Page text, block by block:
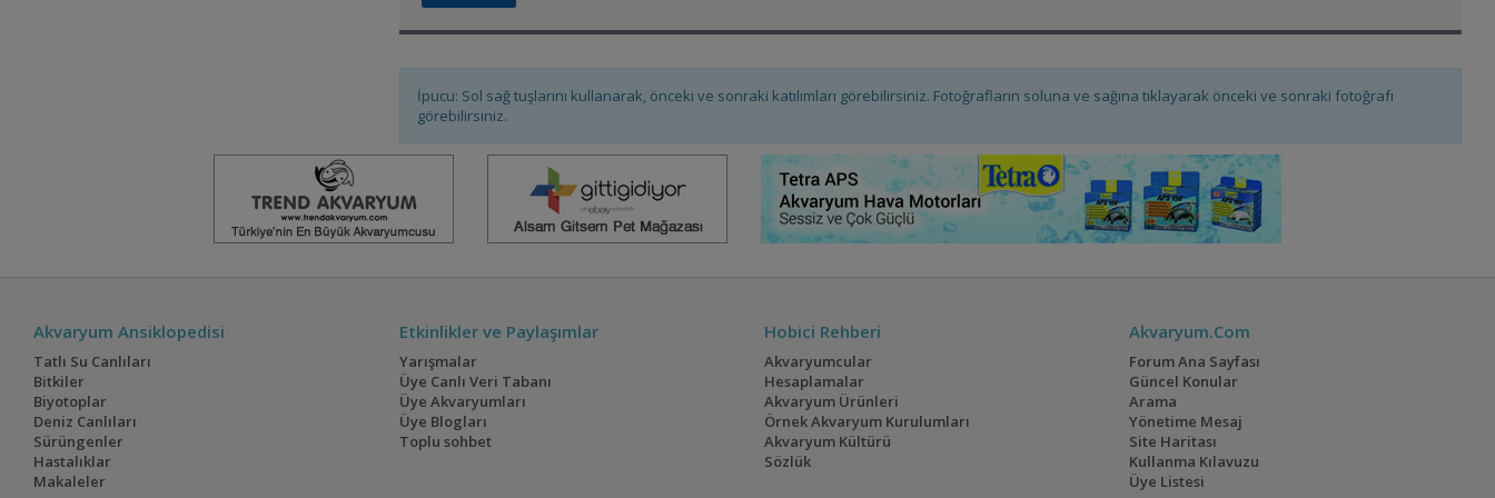
Rise Of The Natural
İpucu: Sol sağ tuşlarını kullanarak, önceki ve sonraki katılımları görebilirsiniz. Fotoğrafların soluna ve sağına tıklayarak önceki ve sonraki fotoğrafı
görebilirsiniz.
Akvaryum Ansiklopedisi
Tatlı Su Canlıları
Bitkiler
Biyotoplar
Deniz Canlıları
Sürüngenler
Hastalıklar
Makaleler
Etkinlikler ve Paylaşımlar
Yarışmalar
Üye Canlı Veri Tabanı
Üye Akvaryumları
Üye Blogları
Toplu sohbet
Hobici Rehberi
Akvaryumcular
Hesaplamalar
Akvaryum Ürünleri
Örnek Akvaryum Kurulumları
Akvaryum Kültürü
Sözlük
Akvaryum.Com
Forum Ana Sayfası
Güncel Konular
Arama
Yönetime Mesaj
Site Haritası
Kullanma Kılavuzu
Üye Listesi